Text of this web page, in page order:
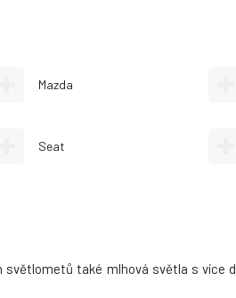
Mazda
Seat
také mlhová světla s více